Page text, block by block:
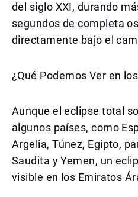
del siglo XXI, durando
segundos de completa
directamente bajo el
¿Qué Podemos Ver en
Aunque el eclipse total
algunos países, como
Argelia, Túnez, Egipto,
Saudita y Yemen, un
visible en los Emiratos